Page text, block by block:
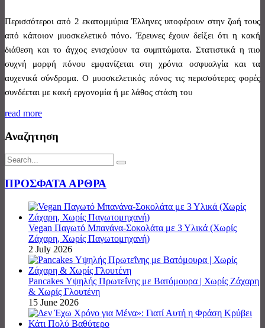
Περισσότεροι από 2 εκατομμύρια Έλληνες υποφέρουν στην ζωή τους
από κάποιον μυοσκελετικό πόνο. Έρευνες έχουν δείξει ότι η κακή
διάθεση και το άγχος ενισχύουν τα συμπτώματα. Στατιστικά η πιο
συχνή μορφή πόνου εμφανίζεται στη χρόνια οσφυαλγία και τα
αυχενικά σύνδρομα. Ο μυοσκελετικός πόνος τις περισσότερες φορές
συνδέεται με κακή εργονομία ή με λάθος στάση του
read more
Αναζητηση
ΠΡΟΣΦΑΤΑ ΑΡΘΡΑ
Vegan Παγωτό Μπανάνα-Σοκολάτα με 3 Υλικά (Χωρίς
Ζάχαρη, Χωρίς Παγωτομηχανή)
2 July 2026
Pancakes Υψηλής Πρωτεΐνης με Βατόμουρα | Χωρίς Ζάχαρη
& Χωρίς Γλουτένη
15 June 2026